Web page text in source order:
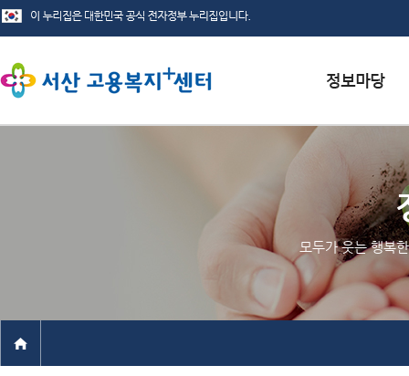
채용정보
인재정보
관련사이트
모두가 웃는 행복